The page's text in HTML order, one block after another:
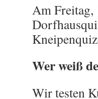
Am Freitag,
Wer weiß
Wir testen